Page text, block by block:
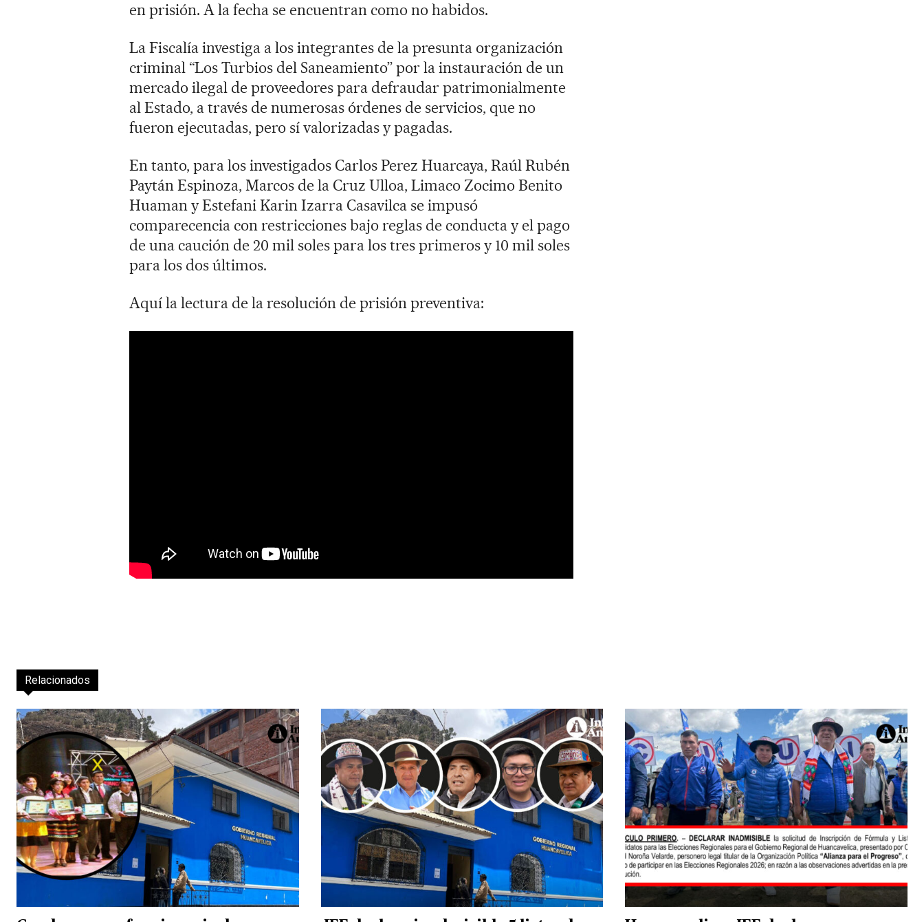
en prisión. A la fecha se encuentran como no habidos.
La Fiscalía investiga a los integrantes de la presunta organización
criminal “Los Turbios del Saneamiento” por la instauración de un
mercado ilegal de proveedores para defraudar patrimonialmente
al Estado, a través de numerosas órdenes de servicios, que no
fueron ejecutadas, pero sí valorizadas y pagadas.
En tanto, para los investigados Carlos Perez Huarcaya, Raúl Rubén
Paytán Espinoza, Marcos de la Cruz Ulloa, Limaco Zocimo Benito
Huaman y Estefani Karin Izarra Casavilca se impusó
comparecencia con restricciones bajo reglas de conducta y el pago
de una caución de 20 mil soles para los tres primeros y 10 mil soles
para los dos últimos.
Aquí la lectura de la resolución de prisión preventiva:
Relacionados